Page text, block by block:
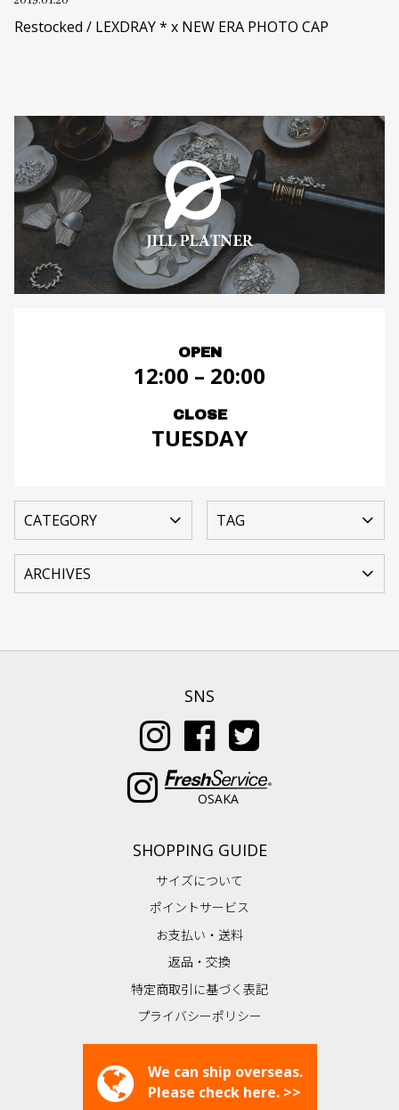
Restocked / LEXDRAY * x NEW ERA PHOTO CAP
OPEN
12:00 – 20:00
CLOSE
TUESDAY
SNS
OSAKA
SHOPPING GUIDE
サイズについて
ポイントサービス
お支払い・送料
返品・交換
特定商取引に基づく表記
プライバシーポリシー
We can ship overseas.
Please check here. >>